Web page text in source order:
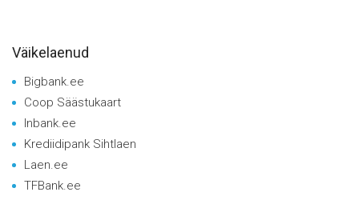
Väikelaenud
Bigbank.ee
Coop Säästukaart
Inbank.ee
Krediidipank Sihtlaen
Laen.ee
TFBank.ee